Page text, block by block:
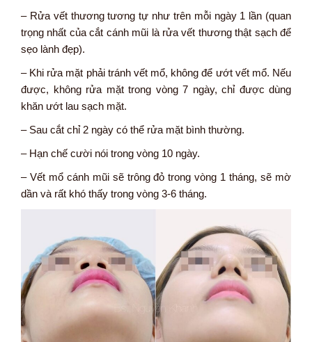
– Rửa vết thương tương tự như trên mỗi ngày 1 lần (quan
trọng nhất của cắt cánh mũi là rửa vết thương thật sạch để
sẹo lành đẹp).
– Khi rửa mặt phải tránh vết mổ, không để ướt vết mổ. Nếu
được, không rửa mặt trong vòng 7 ngày, chỉ được dùng
khăn ướt lau sạch mặt.
– Sau cắt chỉ 2 ngày có thể rửa mặt bình thường.
– Hạn chế cười nói trong vòng 10 ngày.
– Vết mổ cánh mũi sẽ trông đỏ trong vòng 1 tháng, sẽ mờ
dần và rất khó thấy trong vòng 3-6 tháng.